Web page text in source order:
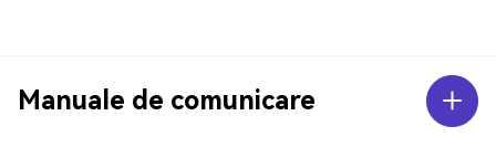
Manuale de comunicare